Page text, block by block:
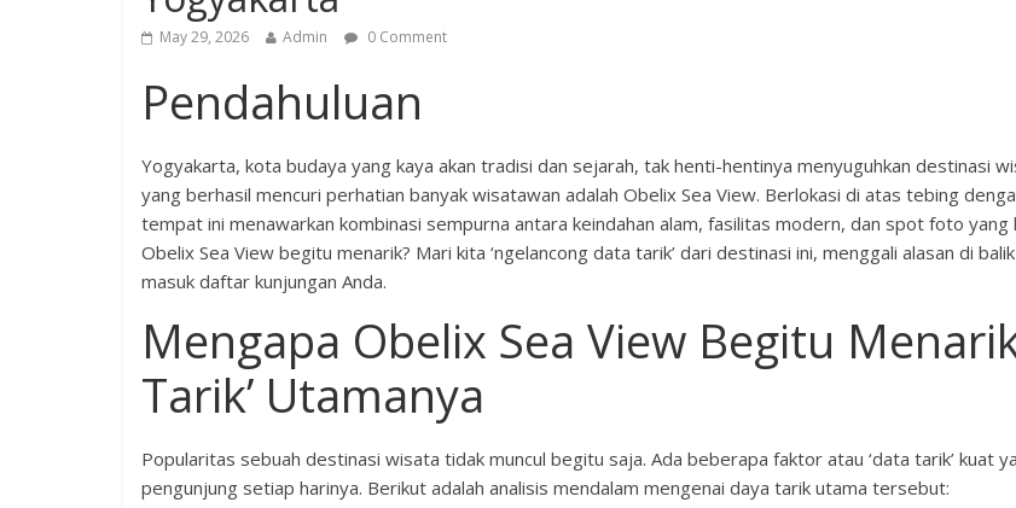
May 29, 2026 Admin 0 Comment
Pendahuluan
Yogyakarta, kota budaya yang kaya akan tradisi dan sejarah, tak henti-hentinya menyuguhkan destinasi
yang berhasil mencuri perhatian banyak wisatawan adalah Obelix Sea View. Berlokasi di atas tebing
tempat ini menawarkan kombinasi sempurna antara keindahan alam, fasilitas modern, dan spot foto yang
Obelix Sea View begitu menarik? Mari kita ‘ngelancong data tarik’ dari destinasi ini, menggali alasan di
masuk daftar kunjungan Anda.
Mengapa Obelix Sea View Begitu
Tarik’ Utamanya
Popularitas sebuah destinasi wisata tidak muncul begitu saja. Ada beberapa faktor atau ‘data tarik’ kuat
pengunjung setiap harinya. Berikut adalah analisis mendalam mengenai daya tarik utama tersebut: